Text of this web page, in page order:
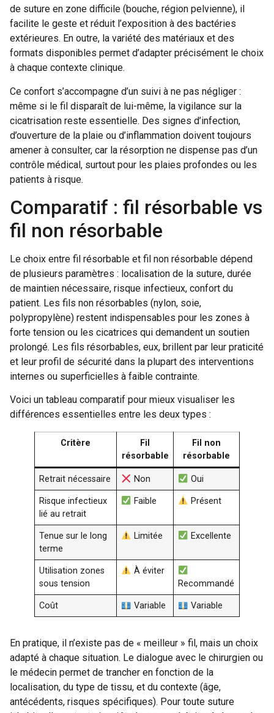
de suture en zone difficile (bouche, région pelvienne), il
facilite le geste et réduit l’exposition à des bactéries
extérieures. En outre, la variété des matériaux et des
formats disponibles permet d’adapter précisément le choix
à chaque contexte clinique.
Ce confort s’accompagne d’un suivi à ne pas négliger :
même si le fil disparaît de lui-même, la vigilance sur la
cicatrisation reste essentielle. Des signes d’infection,
d’ouverture de la plaie ou d’inflammation doivent toujours
amener à consulter, car la résorption ne dispense pas d’un
contrôle médical, surtout pour les plaies profondes ou les
patients à risque.
Comparatif : fil résorbable vs
fil non résorbable
Le choix entre fil résorbable et fil non résorbable dépend
de plusieurs paramètres : localisation de la suture, durée
de maintien nécessaire, risque infectieux, confort du
patient. Les fils non résorbables (nylon, soie,
polypropylène) restent indispensables pour les zones à
forte tension ou les cicatrices qui demandent un soutien
prolongé. Les fils résorbables, eux, brillent par leur praticité
et leur profil de sécurité dans la plupart des interventions
internes ou superficielles à faible contrainte.
Voici un tableau comparatif pour mieux visualiser les
différences essentielles entre les deux types :
Critère
Fil
résorbable
Fil non
résorbable
Retrait nécessaire Non Oui
Risque infectieux
lié au retrait
Faible Présent
Tenue sur le long
terme
Limitée Excellente
Utilisation zones
sous tension
À éviter
Recommandé
Coût Variable Variable
En pratique, il n’existe pas de « meilleur » fil, mais un choix
adapté à chaque situation. Le dialogue avec le chirurgien ou
le médecin permet de trancher en fonction de la
localisation, du type de tissu, et du contexte (âge,
antécédents, risques spécifiques). Pour toute suture